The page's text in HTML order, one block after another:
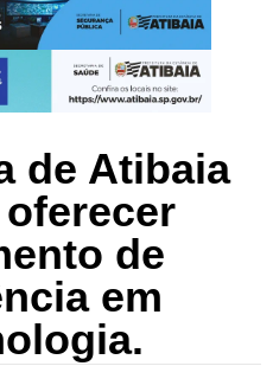
de Atibaia
de
em